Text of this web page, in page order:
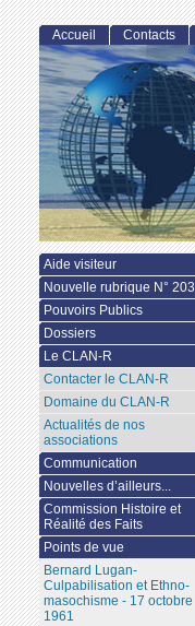
Accueil Contacts
Aide visiteur
Nouvelle rubrique N° 203
Pouvoirs Publics
Dossiers
Le CLAN-R
Contacter le CLAN-R
Domaine du CLAN-R
Actualités de nos
associations
Communication
Nouvelles d’ailleurs...
Commission Histoire et
Réalité des Faits
Points de vue
Bernard Lugan-
Culpabilisation et Ethno-
masochisme - 17 octobre
1961